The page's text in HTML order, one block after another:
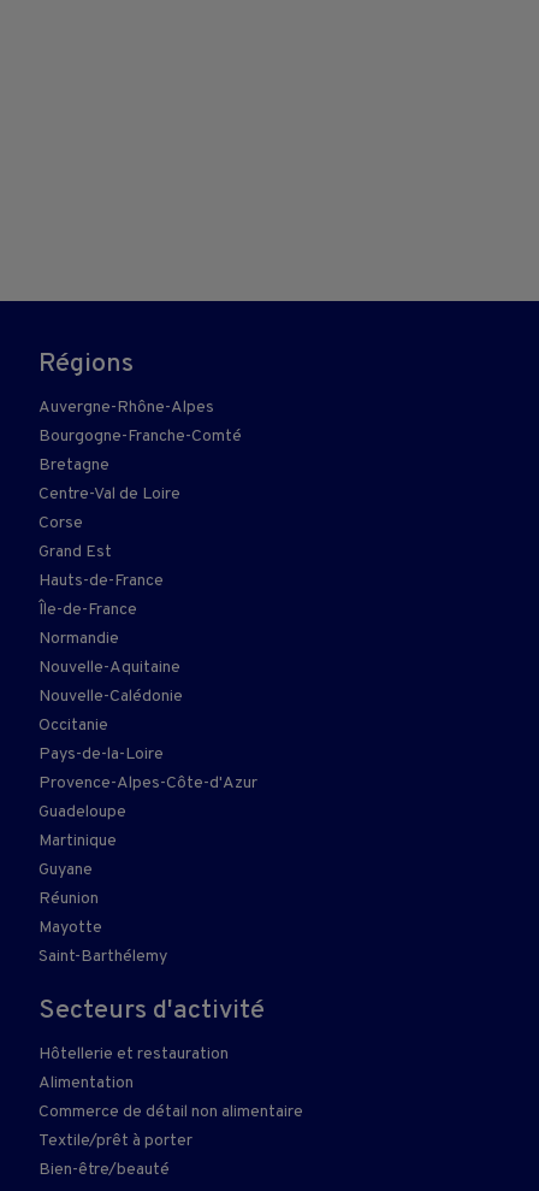
Régions
Auvergne-Rhône-Alpes
Bourgogne-Franche-Comté
Bretagne
Centre-Val de Loire
Corse
Grand Est
Hauts-de-France
Île-de-France
Normandie
Nouvelle-Aquitaine
Nouvelle-Calédonie
Occitanie
Pays-de-la-Loire
Provence-Alpes-Côte-d'Azur
Guadeloupe
Martinique
Guyane
Réunion
Mayotte
Saint-Barthélemy
Secteurs d'activité
Hôtellerie et restauration
Alimentation
Commerce de détail non alimentaire
Textile/prêt à porter
Bien-être/beauté